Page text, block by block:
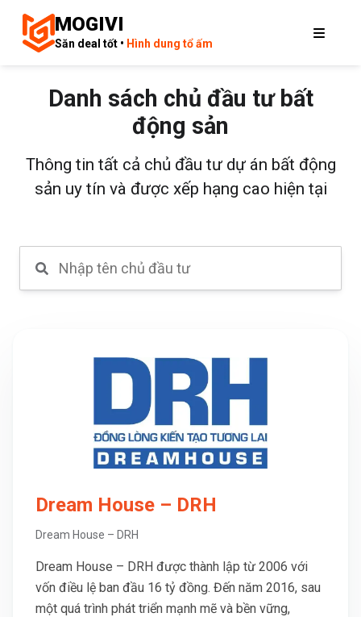
MOGIVI
Săn deal tốt • Hình dung tổ ấm
Danh sách chủ đầu tư bất
động sản
Thông tin tất cả chủ đầu tư dự án bất động
sản uy tín và được xếp hạng cao hiện tại
Dream House – DRH
Dream House – DRH
Dream House – DRH được thành lập từ 2006 với
vốn điều lệ ban đầu 16 tỷ đồng. Đến năm 2016, sau
một quá trình phát triển mạnh mẽ và bền vững,